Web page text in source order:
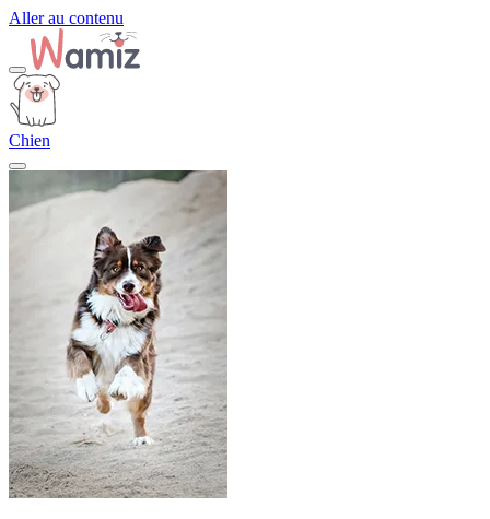
Aller au contenu
Chien